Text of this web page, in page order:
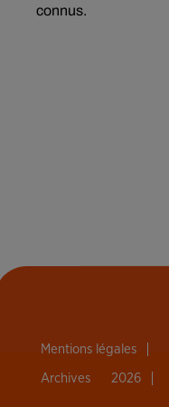
connus.
Mentions légales
Archives 2026